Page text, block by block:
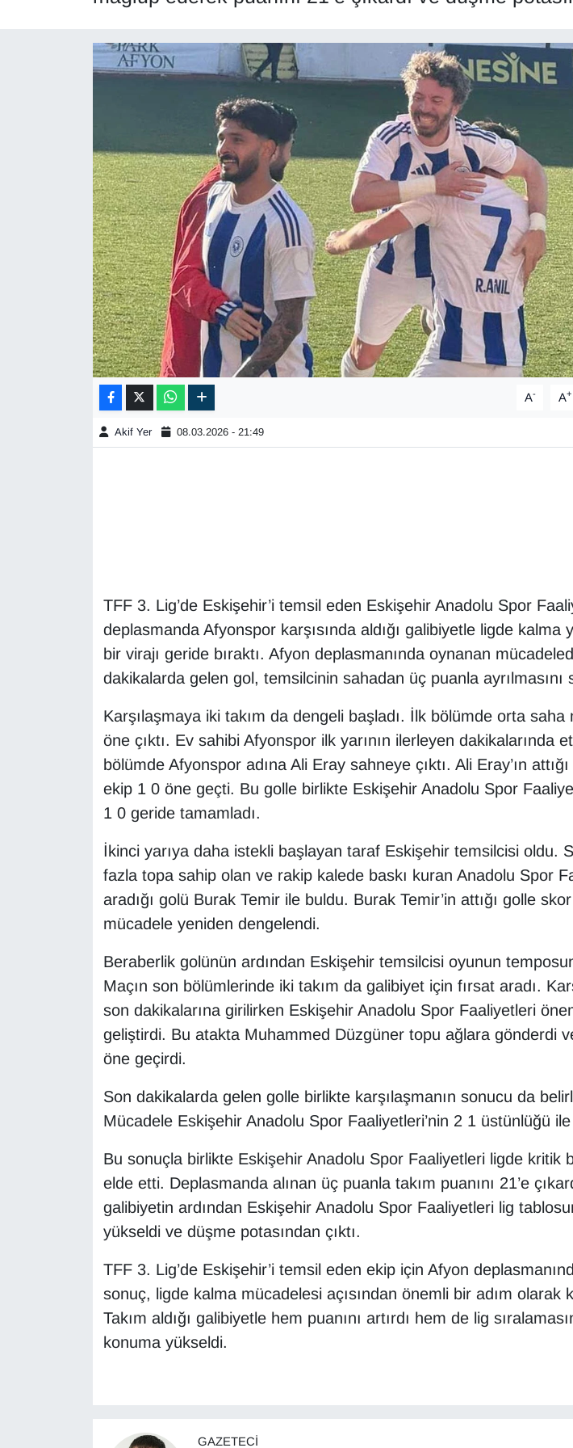
A- A+
Akif Yer 08.03.2026 - 21:49
TFF 3. Lig’de Eskişehir’i temsil eden Eskişehir Anadolu Spor
deplasmanda Afyonspor karşısında aldığı galibiyetle ligde kalma
bir virajı geride bıraktı. Afyon deplasmanında oynanan
dakikalarda gelen gol, temsilcinin sahadan üç puanla ayrılmasını
Karşılaşmaya iki takım da dengeli başladı. İlk bölümde orta saha
öne çıktı. Ev sahibi Afyonspor ilk yarının ilerleyen dakikalarında
bölümde Afyonspor adına Ali Eray sahneye çıktı. Ali Eray’ın
ekip 1 0 öne geçti. Bu golle birlikte Eskişehir Anadolu Spor
1 0 geride tamamladı.
İkinci yarıya daha istekli başlayan taraf Eskişehir temsilcisi oldu.
fazla topa sahip olan ve rakip kalede baskı kuran Anadolu Spor
aradığı golü Burak Temir ile buldu. Burak Temir’in attığı golle
mücadele yeniden dengelendi.
Beraberlik golünün ardından Eskişehir temsilcisi oyunun
Maçın son bölümlerinde iki takım da galibiyet için fırsat aradı.
son dakikalarına girilirken Eskişehir Anadolu Spor Faaliyetleri
geliştirdi. Bu atakta Muhammed Düzgüner topu ağlara gönderdi
öne geçirdi.
Son dakikalarda gelen golle birlikte karşılaşmanın sonucu da
Mücadele Eskişehir Anadolu Spor Faaliyetleri’nin 2 1 üstünlüğü
Bu sonuçla birlikte Eskişehir Anadolu Spor Faaliyetleri ligde kritik
elde etti. Deplasmanda alınan üç puanla takım puanını 21’e
galibiyetin ardından Eskişehir Anadolu Spor Faaliyetleri lig
yükseldi ve düşme potasından çıktı.
TFF 3. Lig’de Eskişehir’i temsil eden ekip için Afyon
sonuç, ligde kalma mücadelesi açısından önemli bir adım olarak
Takım aldığı galibiyetle hem puanını artırdı hem de lig
konuma yükseldi.
GAZETECI